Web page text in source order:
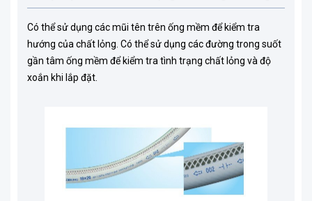
Có thể sử dụng các mũi tên trên ống mềm để kiểm tra
hướng của chất lỏng. Có thể sử dụng các đường trong suốt
gần tâm ống mềm để kiểm tra tình trạng chất lỏng và độ
xoắn khi lắp đặt.